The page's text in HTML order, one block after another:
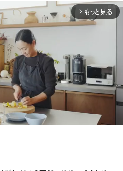
arrow_forward_ios もっと見る